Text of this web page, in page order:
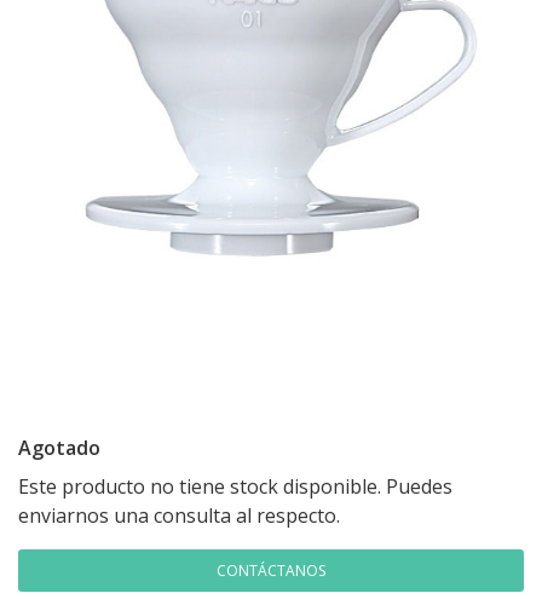
Agotado
Este producto no tiene stock disponible. Puedes
enviarnos una consulta al respecto.
CONTÁCTANOS